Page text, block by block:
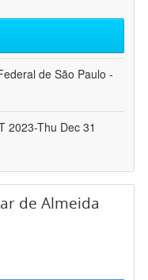
de São Paulo -
2023-Thu Dec 31
de Almeida